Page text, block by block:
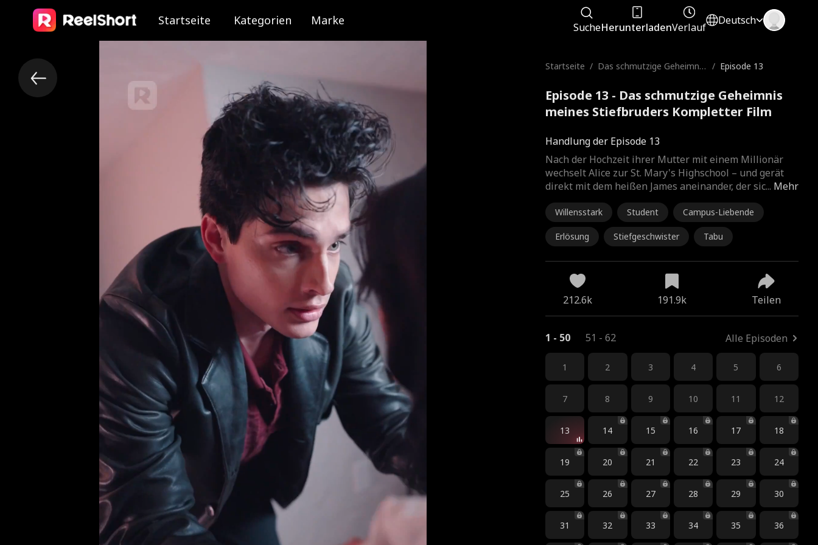
Startseite Kategorien Marke SucheHerunterladenVerlauf
Deutsch
Startseite / Das schmutzige Geheimnis / Episode 13
Episode 13 - Das schmutzige Geheimnis
meines Stiefbruders Kompletter Film
Handlung der Episode 13
Mehr
Nach der Hochzeit ihrer Mutter mit einem Millionär
wechselt Alice zur St. Mary's Highschool – und gerät
direkt mit dem heißen James aneinander, der sic...
Willensstark Student Campus-Liebende
Erlösung Stiefgeschwister Tabu
212.6k 191.9k Teilen
1 - 50 51 - 62 Alle Episoden
1 2 3 4 5 6
7 8 9 10 11 12
13 14 15 16 17 18
19 20 21 22 23 24
25 26 27 28 29 30
31 32 33 34 35 36